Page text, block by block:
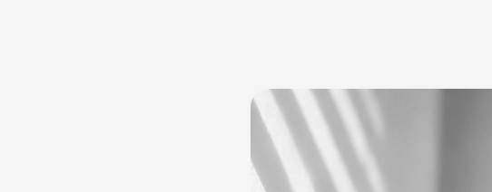
簡章與年鑑
常見問題